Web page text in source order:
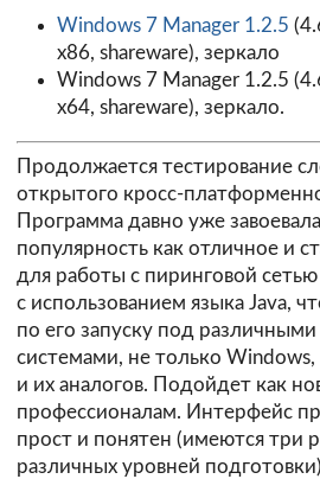
Windows 7 Manager 1.2.5
x86, shareware), зеркало
Windows 7 Manager 1.2.5
x64, shareware), зеркало.
Продолжается тестирование
открытого кросс-
Программа давно уже
популярность как отличное и
для работы с пиринговой
с использованием языка Java,
по его запуску под
системами, не только Windows,
и их аналогов. Подойдет как
профессионалам. Интерфейс
прост и понятен (имеются три
различных уровней